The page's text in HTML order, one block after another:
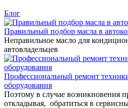
Блог
Правильный подбор масла в
Неправильное масло для
автовладельцев
Профессиональный ремонт
оборудования
Поэтому в случае возникновения
откладывая, обратиться в